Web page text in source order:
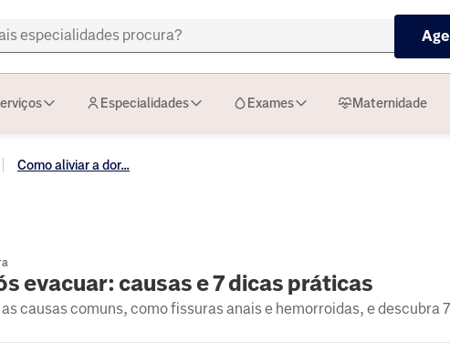
Especialidades Exames Maternidade
Como aliviar a dor...
evacuar: causas e 7 dicas práticas
causas comuns, como fissuras anais e hemorroidas, e descubra